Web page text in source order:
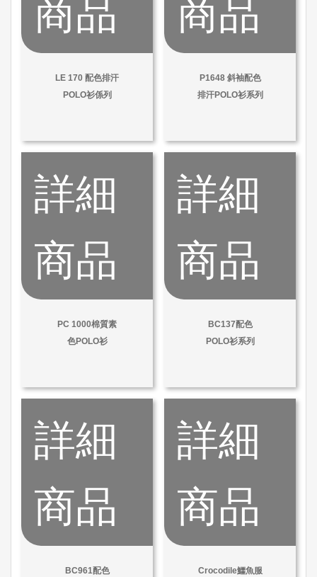
商品
LE 170 配色排汗
POLO衫係列
商品
P1648 斜袖配色
排汗POLO衫系列
詳細
商品
PC 1000棉質素
色POLO衫
詳細
商品
BC137配色
POLO衫系列
詳細
商品
BC961配色
詳細
商品
Crocodile鱷魚服